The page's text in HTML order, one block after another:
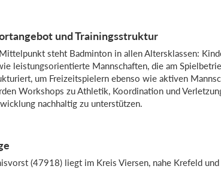
und Trainingsstruktur
steht Badminton in allen Altersklassen:
leistungsorientierte Mannschaften, die am
um Freizeitspielern ebenso wie aktiven
Workshops zu Athletik, Koordination und
nachhaltig zu unterstützen.
(47918) liegt im Kreis Viersen, nahe Krefeld